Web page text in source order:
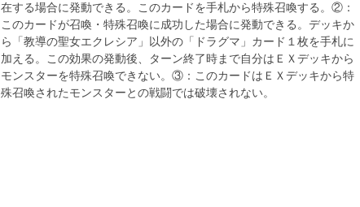
在する場合に発動できる。このカードを手札から特殊召喚する。②：
このカードが召喚・特殊召喚に成功した場合に発動できる。デッキか
ら「教導の聖女エクレシア」以外の「ドラグマ」カード１枚を手札に
加える。この効果の発動後、ターン終了時まで自分はＥＸデッキから
モンスターを特殊召喚できない。③：このカードはＥＸデッキから特
殊召喚されたモンスターとの戦闘では破壊されない。